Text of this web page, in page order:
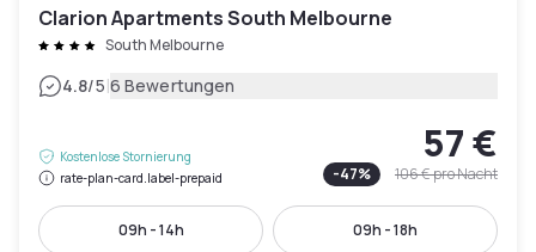
Clarion Apartments South Melbourne
South Melbourne
4.8/5|6 Bewertungen
Kostenlose Stornierung
rate-plan-card.label-prepaid
57 €
-47% 106 €pro Nacht
09h - 14h 09h - 18h